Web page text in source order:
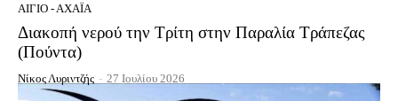
ΑΊΓΙΟ - ΑΧΑΪ́Α
Διακοπή νερού την Τρίτη στην Παραλία Τράπεζας
(Πούντα)
Νίκος Λυριντζής - 27 Ιουλίου 2026